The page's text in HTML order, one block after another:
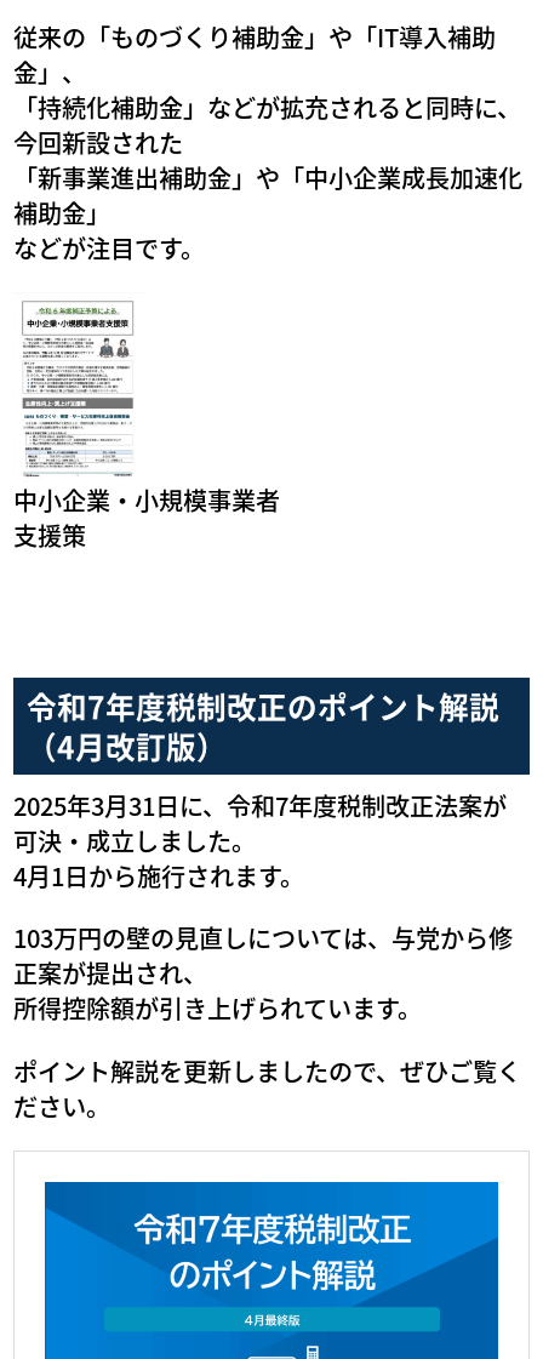
従来の「ものづくり補助金」や「IT導入補助
金」、
「持続化補助金」などが拡充されると同時に、
今回新設された
「新事業進出補助金」や「中小企業成長加速化
補助金」
などが注目です。
中小企業・小規模事業者
支援策
令和7年度税制改正のポイント解説
（4月改訂版）
2025年3月31日に、令和7年度税制改正法案が
可決・成立しました。
4月1日から施行されます。
103万円の壁の見直しについては、与党から修
正案が提出され、
所得控除額が引き上げられています。
ポイント解説を更新しましたので、ぜひご覧く
ださい。